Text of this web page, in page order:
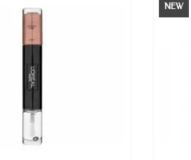
NEW